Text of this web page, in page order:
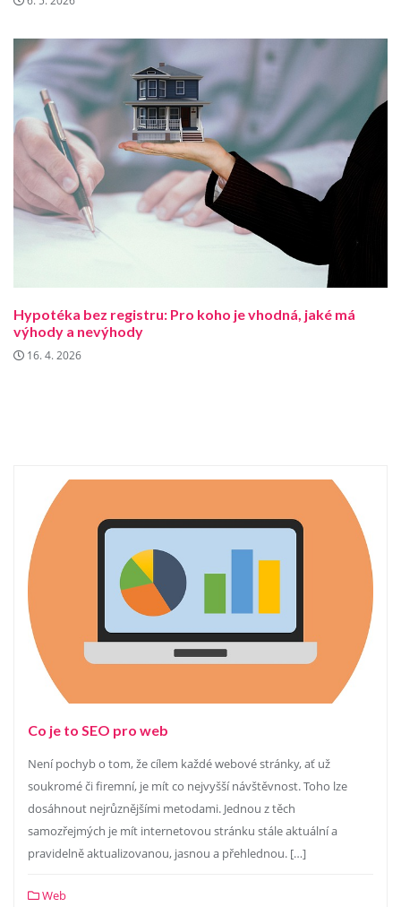
Hypotéka bez registru: Pro koho je vhodná, jaké má
výhody a nevýhody
16. 4. 2026
Co je to SEO pro web
Není pochyb o tom, že cílem každé webové stránky, ať už
soukromé či firemní, je mít co nejvyšší návštěvnost. Toho lze
dosáhnout nejrůznějšími metodami. Jednou z těch
samozřejmých je mít internetovou stránku stále aktuální a
pravidelně aktualizovanou, jasnou a přehlednou. […]
Web